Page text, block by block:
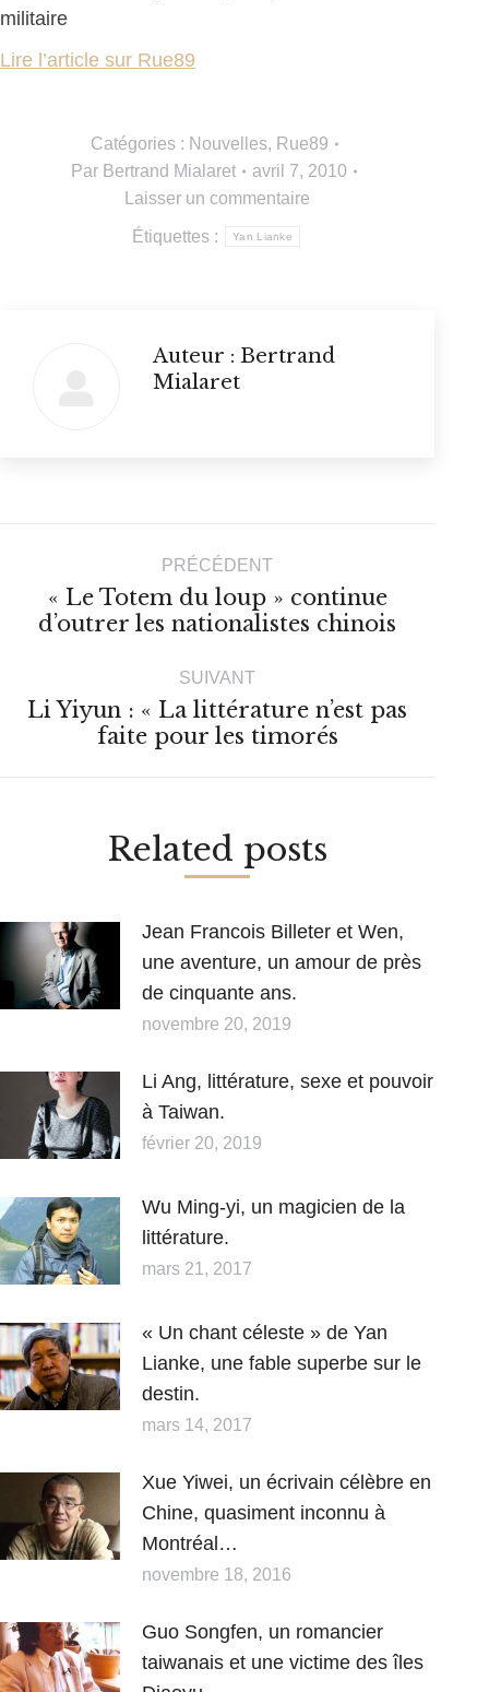
militaire
Lire l’article sur Rue89
Catégories : Nouvelles, Rue89
Par Bertrand Mialaret
avril 7, 2010
Laisser un commentaire
Étiquettes : Yan Lianke
Auteur : Bertrand
Mialaret
Navigation
article
PRÉCÉDENT
Article
précédent
:
« Le Totem du loup » continue
d’outrer les nationalistes chinois
SUIVANT
Article
suivant
Li Yiyun : « La littérature n’est pas
faite pour les timorés
Related posts
Jean Francois Billeter et Wen,
une aventure, un amour de près
de cinquante ans.
novembre 20, 2019
Li Ang, littérature, sexe et pouvoir
à Taiwan.
février 20, 2019
Wu Ming-yi, un magicien de la
littérature.
mars 21, 2017
« Un chant céleste » de Yan
Lianke, une fable superbe sur le
destin.
mars 14, 2017
Xue Yiwei, un écrivain célèbre en
Chine, quasiment inconnu à
Montréal…
novembre 18, 2016
Guo Songfen, un romancier
taiwanais et une victime des îles